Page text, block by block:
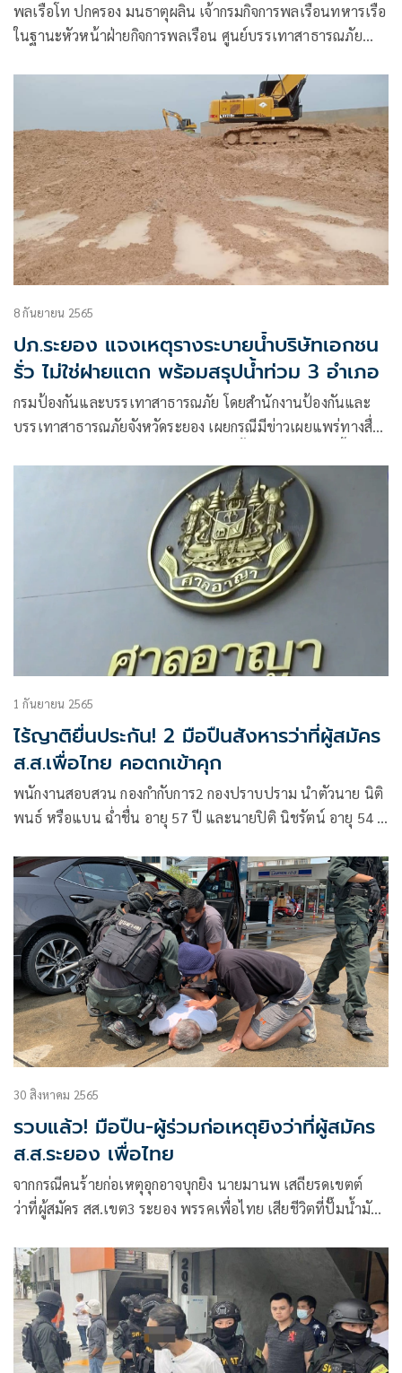
พลเรือโท ปกครอง มนธาตุผลิน เจ้ากรมกิจการพลเรือนทหารเรือ
ในฐานะหัวหน้าฝ่ายกิจการพลเรือน ศูนย์บรรเทาสาธารณภัย
8 กันยายน 2565
ปภ.ระยอง แจงเหตุรางระบายน้ำบริษัทเอกชน
รั่ว ไม่ใช่ฝายแตก พร้อมสรุปน้ำท่วม 3 อำเภอ
กรมป้องกันและบรรเทาสาธารณภัย โดยสำนักงานป้องกันและ
บรรเทาสาธารณภัยจังหวัดระยอง เผยกรณีมีข่าวเผยแพร่ทางสื่อ
ที่ 8 ตำบลมาบข่า อำเภอนิคมพัฒนา เมื่อวันที่ 6 ก.ย. 65 เวลา
1 กันยายน 2565
ไร้ญาติยื่นประกัน! 2 มือปืนสังหารว่าที่ผู้สมัคร
ส.ส.เพื่อไทย คอตกเข้าคุก
พนักงานสอบสวน กองกำกับการ2 กองปราบปราม นำตัวนาย นิติ
พนธ์ หรือแบน ฉ่ำชื่น อายุ 57 ปี และนายปิติ นิชรัตน์ อายุ 54 ปี
30 สิงหาคม 2565
รวบแล้ว! มือปืน-ผู้ร่วมก่อเหตุยิงว่าที่ผู้สมัคร
ส.ส.ระยอง เพื่อไทย
จากกรณีคนร้ายก่อเหตุอุกอาจบุกยิง นายมานพ เสถียรดเขตต์
ว่าที่ผู้สมัคร สส.เขต3 ระยอง พรรคเพื่อไทย เสียชีวิตที่ปั๊มน้ำมัน
จ.ระยอง ต่อหน้าภรรยา เหตุเกิดวันที่ 15 ส.ค.ที่ผ่าน